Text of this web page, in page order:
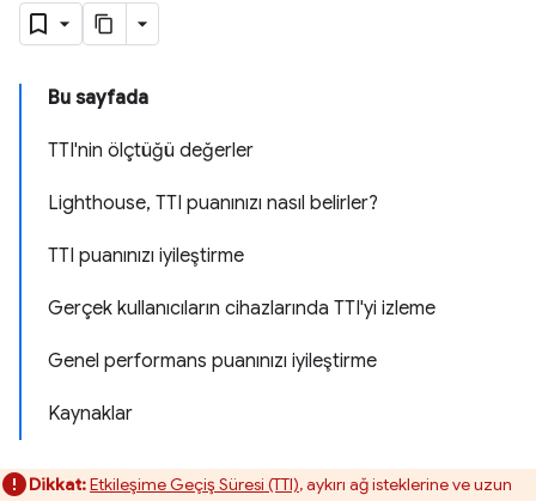
Bu sayfada
TTI'nin ölçtüğü değerler
Lighthouse, TTI puanınızı nasıl belirler?
TTI puanınızı iyileştirme
Gerçek kullanıcıların cihazlarında TTI'yi izleme
Genel performans puanınızı iyileştirme
Kaynaklar
Dikkat:Etkileşime Geçiş Süresi (TTI), aykırı ağ isteklerine ve uzun